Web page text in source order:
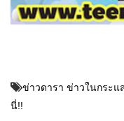
ข่าวดารา ข่าวในกระแ
นี่!!